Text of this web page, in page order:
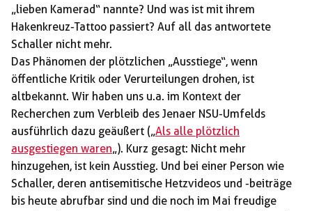
„lieben Kamerad“ nannte? Und was ist mit ihrem
Hakenkreuz-Tattoo passiert? Auf all das antwortete
Schaller nicht mehr.
Das Phänomen der plötzlichen „Ausstiege“, wenn
öffentliche Kritik oder Verurteilungen drohen, ist
altbekannt. Wir haben uns u.a. im Kontext der
Recherchen zum Verbleib des Jenaer NSU-Umfelds
ausführlich dazu geäußert („Als alle plötzlich
ausgestiegen waren„). Kurz gesagt: Nicht mehr
hinzugehen, ist kein Ausstieg. Und bei einer Person wie
Schaller, deren antisemitische Hetzvideos und -beiträge
bis heute abrufbar sind und die noch im Mai freudige